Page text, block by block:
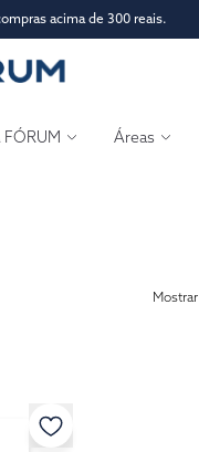
acima de 300 reais.
FÓRUM Áreas
Mostrar